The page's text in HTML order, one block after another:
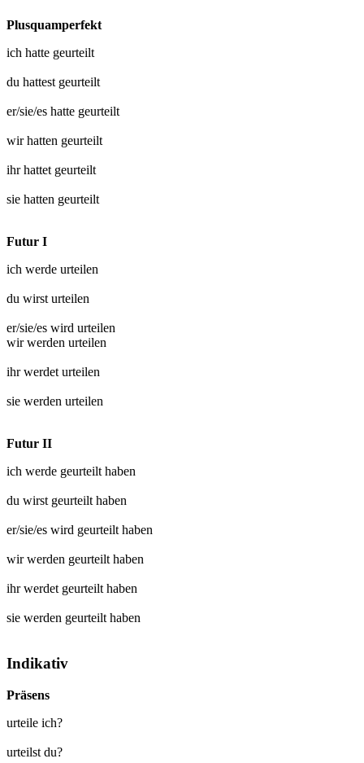
Plusquamperfekt
ich hatte geurteilt
du hattest geurteilt
er/sie/es hatte geurteilt
wir hatten geurteilt
ihr hattet geurteilt
sie hatten geurteilt
Futur I
ich werde urteilen
du wirst urteilen
er/sie/es wird urteilen
wir werden urteilen
ihr werdet urteilen
sie werden urteilen
Futur II
ich werde geurteilt haben
du wirst geurteilt haben
er/sie/es wird geurteilt haben
wir werden geurteilt haben
ihr werdet geurteilt haben
sie werden geurteilt haben
Indikativ
Präsens
urteile ich?
urteilst du?